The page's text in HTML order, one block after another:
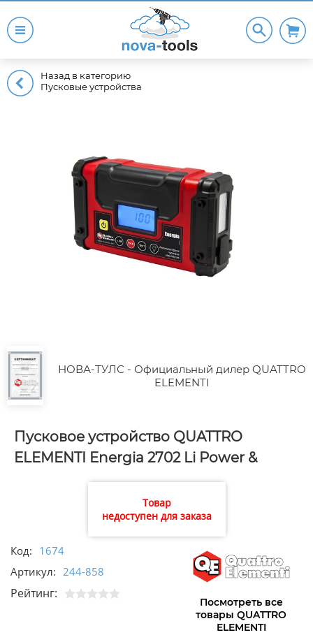
Назад в категорию
Пусковые устройства
НОВА-ТУЛС - Официальный дилер QUATTRO
ELEMENTI
Пусковое устройство QUATTRO
ELEMENTI Energia 2702 Li Power &
Товар
недоступен для заказа
Код: 1674
Артикул: 244-858
Рейтинг:
Посмотреть все
товары QUATTRO
ELEMENTI